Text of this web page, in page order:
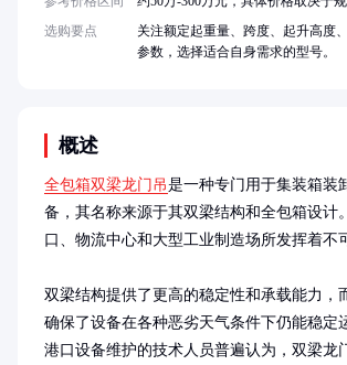
概述
全包箱双梁龙门吊是一种专门用于集装箱装
备，其名称来源于其双梁结构和全包箱设计
口、物流中心和大型工业制造场所发挥着不
双梁结构提供了更高的稳定性和承载能力，
确保了设备在各种恶劣天气条件下仍能稳定
港口设备维护的技术人员普遍认为，双梁龙
选购要点
关注额定起重量、跨度、起升高度
参数，选择适合自身需求的型号。